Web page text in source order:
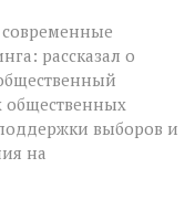
рассказал о
общественных
выборов и
на